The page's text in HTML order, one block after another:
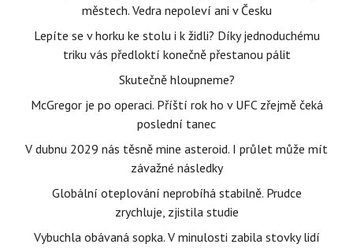
městech. Vedra nepoleví ani v Česku
Lepíte se v horku ke stolu i k židli? Díky jednoduchému
triku vás předloktí konečně přestanou pálit
Skutečně hloupneme?
McGregor je po operaci. Příští rok ho v UFC zřejmě čeká
poslední tanec
V dubnu 2029 nás těsně mine asteroid. I průlet může mít
závažné následky
Globální oteplování neprobíhá stabilně. Prudce
zrychluje, zjistila studie
Vybuchla obávaná sopka. V minulosti zabila stovky lidí